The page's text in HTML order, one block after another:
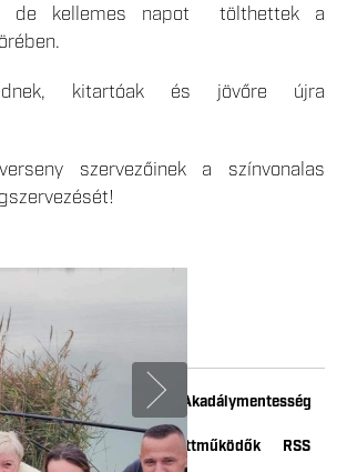
de kellemes napot tölthettek a
kitartóak és jövőre újra
szervezőinek a színvonalas
tájékoztató Akadálymentesség
Instagram Együttműködők RSS